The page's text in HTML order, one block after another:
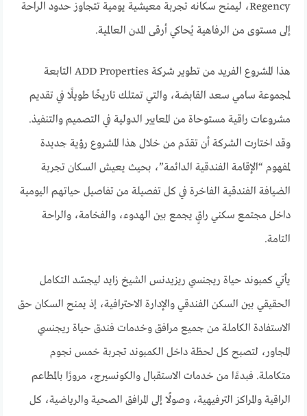
Regency، ليمنح سكانه تجربة معيشية يومية تتجاوز حدود الراحة
إلى مستوى من الرفاهية يُحاكي أرقى المدن العالمية.
هذا المشروع الفريد من تطوير شركة ADD Properties التابعة
لمجموعة سامي سعد القابضة، والتي تمتلك تاريخًا طويلًا في تقديم
مشروعات راقية مستوحاة من المعايير الدولية في التصميم والتنفيذ.
وقد اختارت الشركة أن تقدّم من خلال هذا المشروع رؤية جديدة
لمفهوم “الإقامة الفندقية الدائمة”، بحيث يعيش السكان تجربة
الضيافة الفندقية الفاخرة في كل تفصيلة من تفاصيل حياتهم اليومية
داخل مجتمع سكني راقٍ يجمع بين الهدوء، والفخامة، والراحة
التامة.
يأتي كمبوند حياة ريجنسي ريزيدنس الشيخ زايد ليجسّد التكامل
الحقيقي بين السكن الفندقي والإدارة الاحترافية، إذ يمنح السكان حق
الاستفادة الكاملة من جميع مرافق وخدمات فندق حياة ريجنسي
المجاور، لتصبح كل لحظة داخل الكمبوند تجربة خمس نجوم
متكاملة. فبدءًا من خدمات الاستقبال والكونسيرج، مرورًا بالمطاعم
الراقية والمراكز الترفيهية، وصولًا إلى المرافق الصحية والرياضية، كل